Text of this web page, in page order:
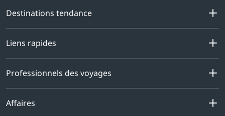
Destinations tendance
Liens rapides
Professionnels des voyages
Affaires